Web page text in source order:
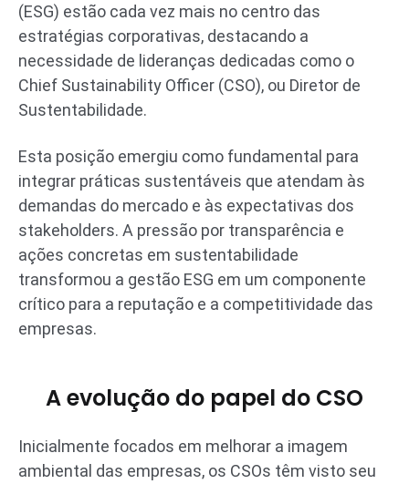
(ESG) estão cada vez mais no centro das
estratégias corporativas, destacando a
necessidade de lideranças dedicadas como o
Chief Sustainability Officer (CSO), ou Diretor de
Sustentabilidade.
Esta posição emergiu como fundamental para
integrar práticas sustentáveis que atendam às
demandas do mercado e às expectativas dos
stakeholders. A pressão por transparência e
ações concretas em sustentabilidade
transformou a gestão ESG em um componente
crítico para a reputação e a competitividade das
empresas.
A evolução do papel do CSO
Inicialmente focados em melhorar a imagem
ambiental das empresas, os CSOs têm visto seu